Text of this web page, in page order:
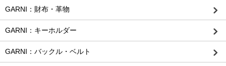
GARNI：財布・革物
GARNI：キーホルダー
GARNI：バックル・ベルト